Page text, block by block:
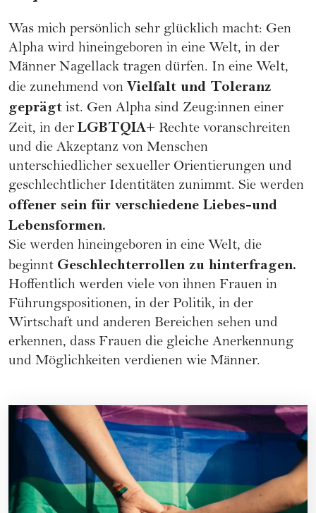
Was mich persönlich sehr glücklich macht: Gen
Alpha wird hineingeboren in eine Welt, in der
Männer Nagellack tragen dürfen. In eine Welt,
die zunehmend von Vielfalt und Toleranz
geprägt ist. Gen Alpha sind Zeug:innen einer
Zeit, in der LGBTQIA+ Rechte voranschreiten
und die Akzeptanz von Menschen
unterschiedlicher sexueller Orientierungen und
geschlechtlicher Identitäten zunimmt. Sie werden
offener sein für verschiedene Liebes-und
Lebensformen.
Sie werden hineingeboren in eine Welt, die
beginnt Geschlechterrollen zu hinterfragen.
Hoffentlich werden viele von ihnen Frauen in
Führungspositionen, in der Politik, in der
Wirtschaft und anderen Bereichen sehen und
erkennen, dass Frauen die gleiche Anerkennung
und Möglichkeiten verdienen wie Männer.